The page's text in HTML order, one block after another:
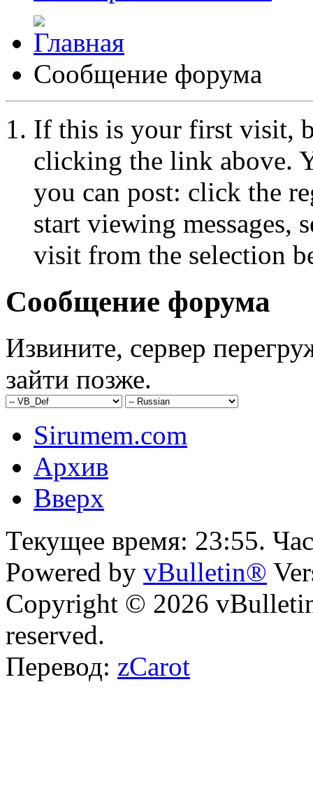
Сообщение форума
If this is your first visit,
clicking the link above.
you can post: click the
start viewing messages,
visit from the selection
Сообщение форума
Извините, сервер
зайти позже.
Sirumem.com
Архив
Вверх
Текущее время: 23:55.
Powered by vBulletin®
Copyright © 2026
reserved.
Перевод: zCarot